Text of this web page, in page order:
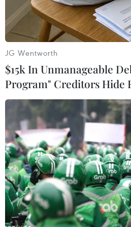
Một ngôi nhà sàn của người dân bị
Ngày 24/5, lãnh đạo huyện
Thiên-Huế cho biết, trên
ra dông lốc làm tốc mái tôn
trong đó 7 nhà bị tốc mái
dân bị thương do sét đánh.
JG Wentworth
$15k In Unmanageable
Program" Creditors Hide